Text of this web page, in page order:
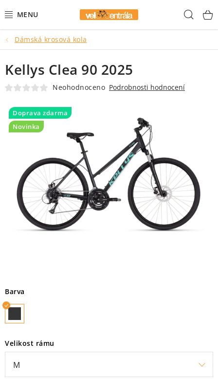
na
AKCE
HORSKÁ KOLA
GRAVEL KOLA
DĚTSKÁ KOLA
MĚSTSKÁ KOLA
ELEKTROKOLA
KROSOVÁ
PŘÍSLUŠENSTVÍ
NOVINKY
KONTAKT
Dámská krosová kola
Barva
Velikost rámu
Kellys Clea 90 2025
Neohodnoceno Podrobnosti hodnocení
Doprava zdarma
Novinka